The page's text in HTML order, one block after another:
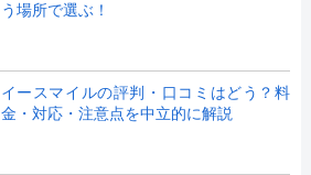
う場所で選ぶ！
イースマイルの評判・口コミはどう？料
金・対応・注意点を中立的に解説